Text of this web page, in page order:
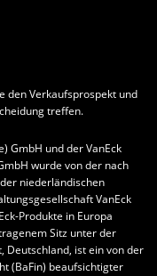
den Verkaufsprospekt und
treffen.
GmbH und der VanEck
wurde von der nach
niederländischen
VanEck
Produkte in Europa
Sitz unter der
Deutschland, ist ein von der
(BaFin) beaufsichtigter